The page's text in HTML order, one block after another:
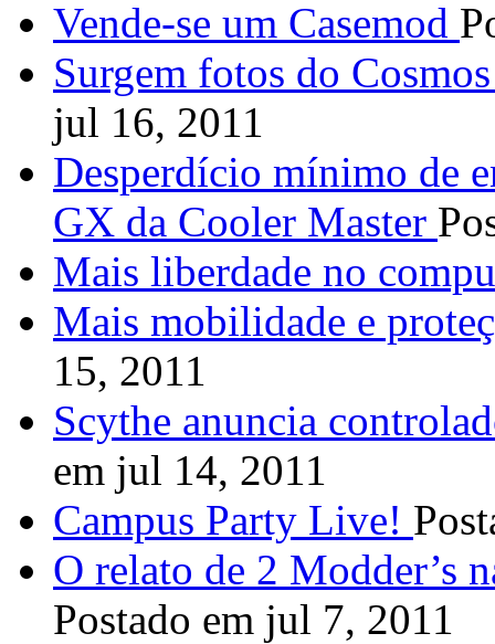
Vende-se um Casemod
Surgem fotos do
jul 16, 2011
Desperdício mínimo de
GX da Cooler Master
Mais liberdade no
Mais mobilidade e
15, 2011
Scythe anuncia
em jul 14, 2011
Campus Party Live!
O relato de 2 Modder’s
Postado em jul 7, 2011